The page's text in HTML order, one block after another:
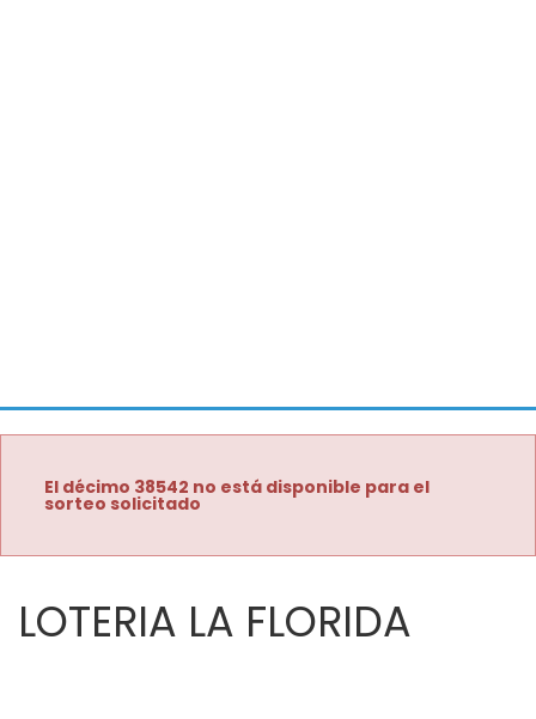
El décimo 38542 no está disponible para el
sorteo solicitado
LOTERIA LA FLORIDA